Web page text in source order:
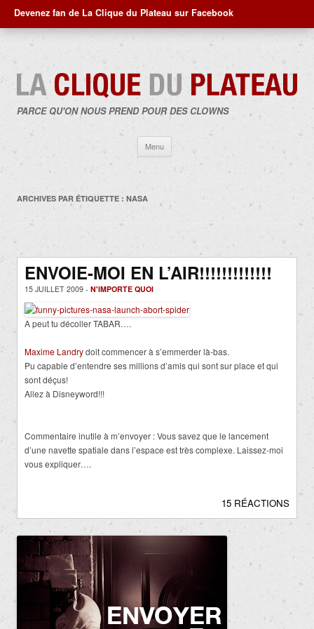
Devenez fan de La Clique du Plateau sur Facebook
PARCE QU'ON NOUS PREND POUR DES CLOWNS
Menu
contenu
ARCHIVES PAR ÉTIQUETTE : NASA
ENVOIE-MOI EN L’AIR!!!!!!!!!!!!!
15 JUILLET 2009 - N'IMPORTE QUOI
A peut tu décoller TABAR….
Maxime Landrydoit commencer à s’emmerder là-bas.
Pu capable d’entendre ses millions d’amis qui sont sur place et qui
sont déçus!
Allez à Disneyword!!!
Commentaire inutile à m’envoyer : Vous savez que le lancement
d’une navette spatiale dans l’espace est très complexe. Laissez-moi
vous expliquer….
15 RÉACTIONS